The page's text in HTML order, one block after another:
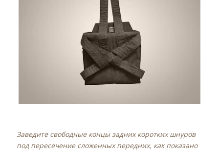
Заведите свободные концы задних коротких шнуров
под пересечение сложенных передних, как показано